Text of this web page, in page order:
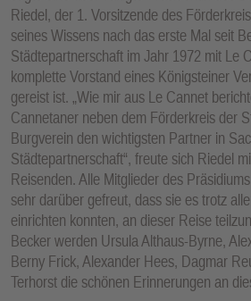
Riedel, der 1. Vorsitzende des
seines Wissens nach das erste Mal seit
Städtepartnerschaft im Jahr 1972 mit Le
komplette Vorstand eines Königsteiner
gereist ist. „Wie mir aus Le Cannet
Cannetaner neben dem Förderkreis der
Burgverein den wichtigsten Partner in
Städtepartnerschaft“, freute sich Riedel
Reisenden. Alle Mitglieder des
sehr darüber gefreut, dass sie es trotz
einrichten konnten, an dieser Reise
Becker werden Ursula Althaus-Byrne,
Berny Frick, Alexander Hees, Dagmar
Terhorst die schönen Erinnerungen an